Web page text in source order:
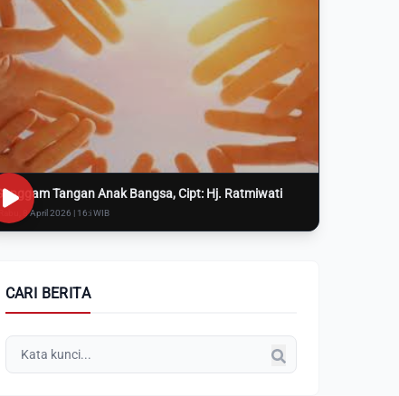
Genggam Tangan Anak Bangsa, Cipt: Hj. Ratmiwati
Rabu, 8 April 2026 | 16:i WIB
CARI BERITA